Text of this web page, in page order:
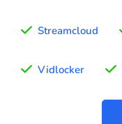
Streamcloud
Vidlocker